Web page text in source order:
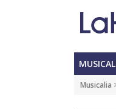
Musicalia